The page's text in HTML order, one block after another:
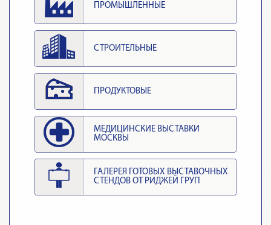
ПРОМЫШЛЕННЫЕ
СТРОИТЕЛЬНЫЕ
ПРОДУКТОВЫЕ
МЕДИЦИНСКИЕ ВЫСТАВКИ
МОСКВЫ
ГАЛЕРЕЯ ГОТОВЫХ ВЫСТАВОЧНЫХ
СТЕНДОВ ОТ РИДЖЕЙ ГРУП